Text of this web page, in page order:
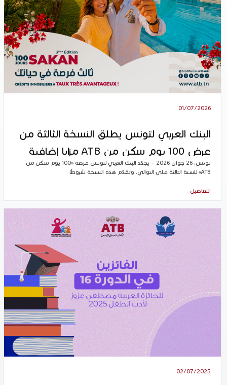
01/07/2026
البنك العربي لتونس يطلق النسخة الثالثة من
عرض 100 يوم سكن من ATB مزايا إضافية
لتحقيق مشروعكم العقاري!
تونس، 26 جوان 2026 – يجدّد البنك العربي لتونس عرضه «100 يوم سكن من
ATB» للسنة الثالثة على التوالي. وتقدّم هذه النسخة شروطًا
التفاصيل
02/07/2025